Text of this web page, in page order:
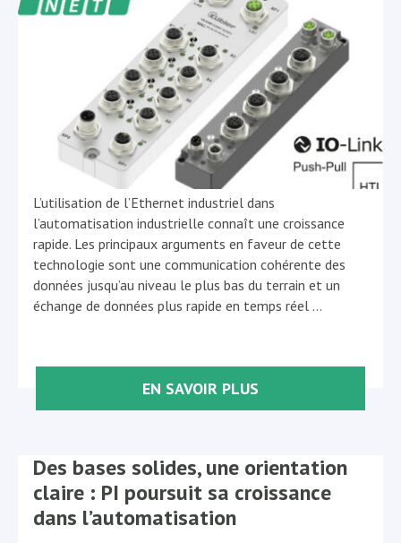
L’utilisation de l’Ethernet industriel dans
l’automatisation industrielle connaît une croissance
rapide. Les principaux arguments en faveur de cette
technologie sont une communication cohérente des
données jusqu’au niveau le plus bas du terrain et un
échange de données plus rapide en temps réel …
EN SAVOIR PLUS
Des bases solides, une orientation
claire : PI poursuit sa croissance
dans l’automatisation